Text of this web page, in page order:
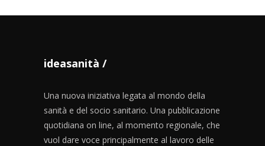
ideasanità
Una nuova iniziativa legata al mondo della
sanità e del socio sanitario. Una pubblicazione
quotidiana on line, al momento regionale, che
vuol dare voce principalmente al lavoro delle